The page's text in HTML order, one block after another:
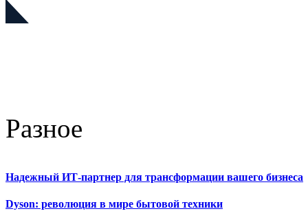
Разное
Надежный ИТ-партнер для трансформации вашего бизнеса
Dyson: революция в мире бытовой техники